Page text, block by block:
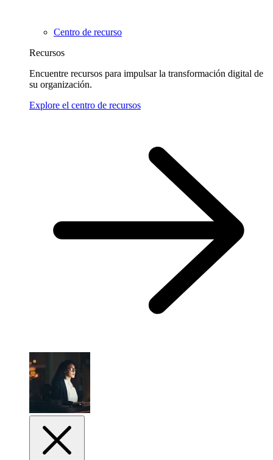
Centro de recurso
Recursos
Encuentre recursos para impulsar la transformación digital de
su organización.
Explore el centro de recursos